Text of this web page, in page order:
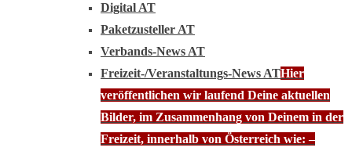
Digital AT
Paketzusteller AT
Verbands-News AT
Freizeit-/Veranstaltungs-News ATHier
veröffentlichen wir laufend Deine aktuellen
Bilder, im Zusammenhang von Deinem in der
Freizeit, innerhalb von Österreich wie: –